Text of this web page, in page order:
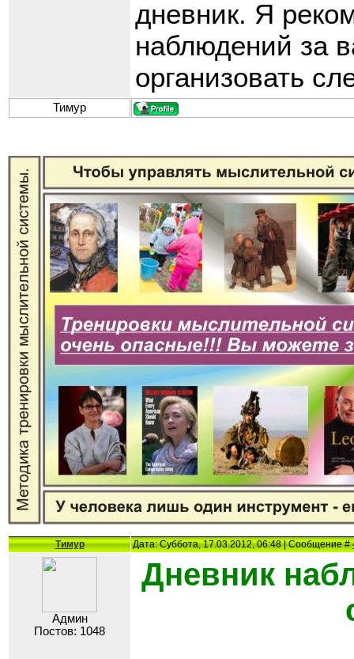
дневник. Я
наблюдений за
организовать
Тимур
Тимур Дата: Суббота, 17.03.2012, 06:48 | Сообщение #
Админ
Постов: 1048
Дневник